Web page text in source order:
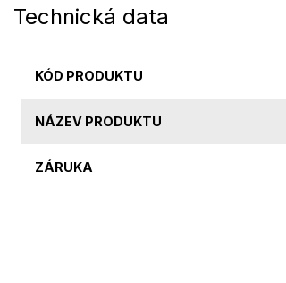
Technická data
KÓD PRODUKTU
NÁZEV PRODUKTU
ZÁRUKA